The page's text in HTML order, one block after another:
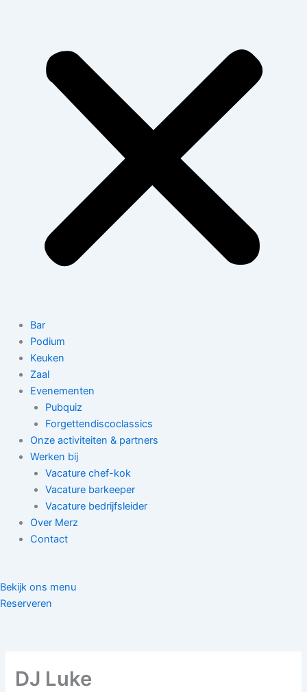
Bar
Podium
Keuken
Zaal
Evenementen
Pubquiz
Forgettendiscoclassics
Onze activiteiten & partners
Werken bij
Vacature chef-kok
Vacature barkeeper
Vacature bedrijfsleider
Over Merz
Contact
Bekijk ons menu
Reserveren
DJ Luke